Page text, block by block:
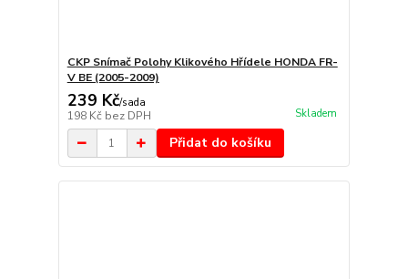
CKP Snímač Polohy Klikového Hřídele HONDA FR-
V BE (2005-2009)
239 Kč/sada
198 Kč bez DPH Skladem
Přidat do košíku